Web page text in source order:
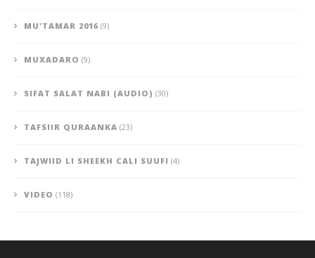
MU'TAMAR 2016 (9)
MUXADARO (9)
SIFAT SALAT NABI (AUDIO) (30)
TAFSIIR QURAANKA (23)
TAJWIID LI SHEEKH CALI SUUFI (4)
VIDEO (118)